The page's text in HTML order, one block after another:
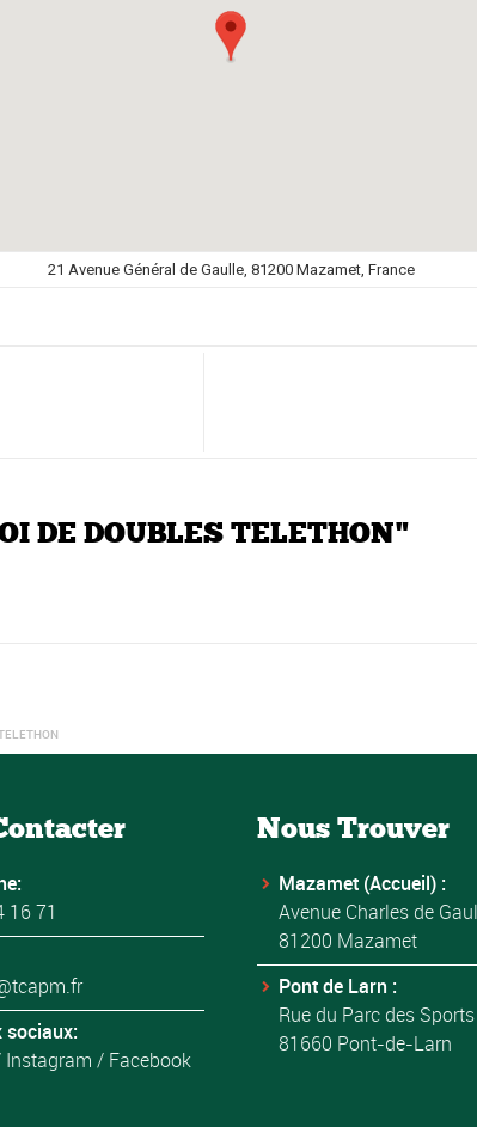
21 Avenue Général de Gaulle, 81200 Mazamet, France
DE DOUBLES TELETHON"
16 71
sociaux:
Instagram / Facebook
Nous Trouver
Mazamet (Accueil) :
Avenue Charles de
81200 Mazamet
Pont de Larn :
Rue du Parc des Sports
81660 Pont-de-Larn